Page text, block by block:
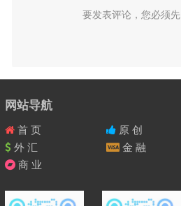
要发表评论，您必须先
网站导航
首 页 原 创
外 汇
金 融
商 业